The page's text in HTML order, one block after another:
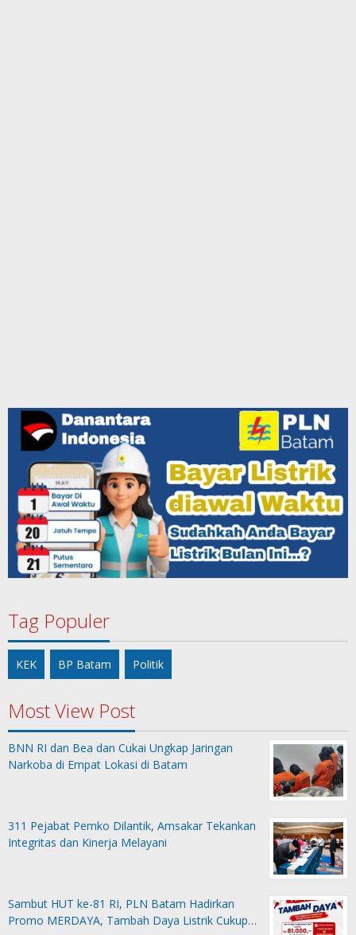
Tag Populer
KEK BP Batam Politik
Most View Post
BNN RI dan Bea dan Cukai Ungkap Jaringan
Narkoba di Empat Lokasi di Batam
311 Pejabat Pemko Dilantik, Amsakar Tekankan
Integritas dan Kinerja Melayani
Sambut HUT ke-81 RI, PLN Batam Hadirkan
Promo MERDAYA, Tambah Daya Listrik Cukup…